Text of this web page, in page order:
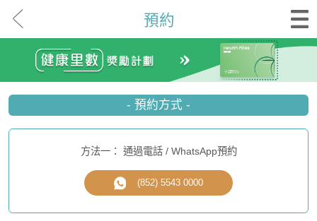
預約
- 預約方式 -
方法一： 通過電話 / WhatsApp預約
(852) 5543 0000